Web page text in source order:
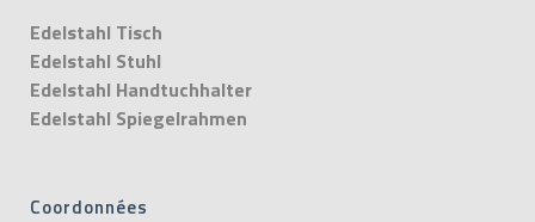
Edelstahl Tisch
Edelstahl Stuhl
Edelstahl Handtuchhalter
Edelstahl Spiegelrahmen
Coordonnées